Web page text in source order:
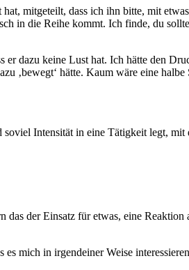
mitgeteilt, dass ich ihn bitte, mit
in die Reihe kommt. Ich finde, du
er dazu keine Lust hat. Ich hätte den
‚bewegt‘ hätte. Kaum wäre eine
soviel Intensität in eine Tätigkeit legt,
der Einsatz für etwas, eine Reaktion
mich in irgendeiner Weise